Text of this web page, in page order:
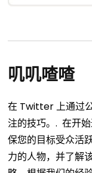
叽叽喳喳
在 Twitter 上通过
注的技巧。. 在开
保您的目标受众活
力的人物，并了解